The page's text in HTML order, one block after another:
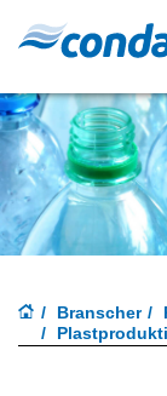
Branscher